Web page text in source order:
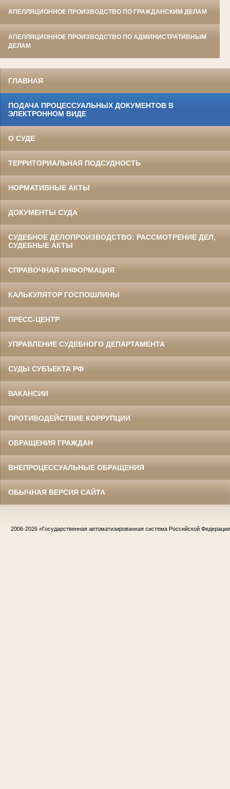
АПЕЛЛЯЦИОННОЕ ПРОИЗВОДСТВО ПО ГРАЖДАНСКИМ ДЕЛАМ
АПЕЛЛЯЦИОННОЕ ПРОИЗВОДСТВО ПО АДМИНИСТРАТИВНЫМ
ДЕЛАМ
ГЛАВНАЯ
ПОДАЧА ПРОЦЕССУАЛЬНЫХ ДОКУМЕНТОВ В
ЭЛЕКТРОННОМ ВИДЕ
О СУДЕ
ТЕРРИТОРИАЛЬНАЯ ПОДСУДНОСТЬ
НОРМАТИВНЫЕ АКТЫ
ДОКУМЕНТЫ СУДА
СУДЕБНОЕ ДЕЛОПРОИЗВОДСТВО: РАССМОТРЕНИЕ ДЕЛ,
СУДЕБНЫЕ АКТЫ
СПРАВОЧНАЯ ИНФОРМАЦИЯ
КАЛЬКУЛЯТОР ГОСПОШЛИНЫ
ПРЕСС-ЦЕНТР
УПРАВЛЕНИЕ СУДЕБНОГО ДЕПАРТАМЕНТА
СУДЫ СУБЪЕКТА РФ
ВАКАНСИИ
ПРОТИВОДЕЙСТВИЕ КОРРУПЦИИ
ОБРАЩЕНИЯ ГРАЖДАН
ВНЕПРОЦЕССУАЛЬНЫЕ ОБРАЩЕНИЯ
ОБЫЧНАЯ ВЕРСИЯ САЙТА
2006-2026 «Государственная автоматизированная система Российской